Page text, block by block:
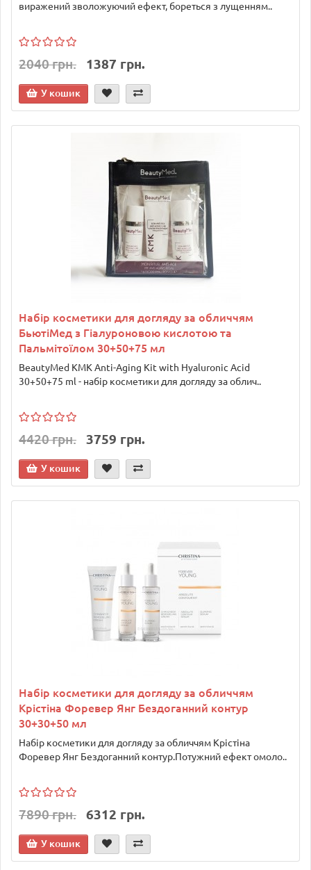
виражений зволожуючий ефект, бореться з лущенням..
2040 грн. 1387 грн.
У кошик
Набір косметики для догляду за обличчям
БьютіМед з Гіалуроновою кислотою та
Пальмітоїлом 30+50+75 мл
BeautyMed KMK Anti-Aging Kit with Hyaluronic Acid
30+50+75 ml - набір косметики для догляду за облич..
4420 грн. 3759 грн.
У кошик
Набір косметики для догляду за обличчям
Крістіна Форевер Янг Бездоганний контур
30+30+50 мл
Набір косметики для догляду за обличчям Крістіна
Форевер Янг Бездоганний контур.Потужний ефект омоло..
7890 грн. 6312 грн.
У кошик